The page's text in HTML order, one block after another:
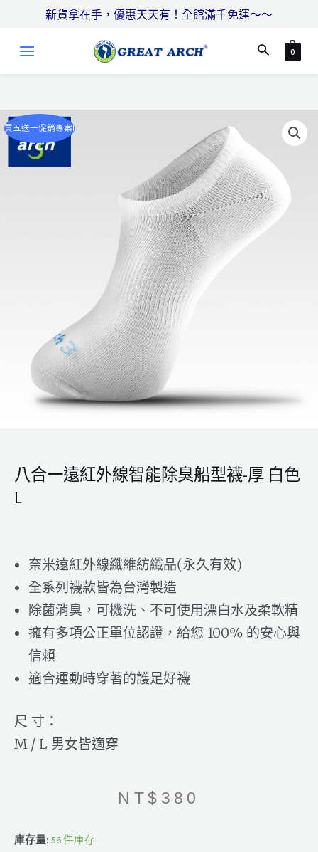
新貨拿在手，優惠天天有！全館滿千免運～～
搜
尋
0
搜
買五送一促銷專案!
八合一遠紅外線智能除臭船型襪-厚 白色
L
奈米遠紅外線纖維紡纖品(永久有效)
全系列襪款皆為台灣製造
除菌消臭，可機洗、不可使用漂白水及柔軟精
擁有多項公正單位認證，給您 100% 的安心與
信賴
適合運動時穿著的護足好襪
尺 寸：
M / L 男女皆適穿
NT$ 380
庫存量: 56 件庫存
八
合